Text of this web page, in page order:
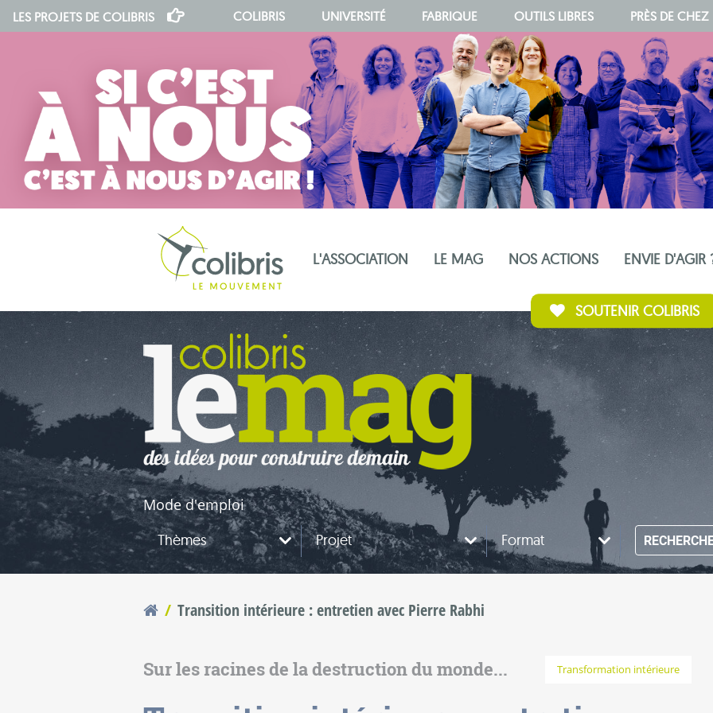
LES PROJETS DE COLIBRIS COLIBRIS UNIVERSITÉ FABRIQUE OUTILS LIBRES PRÈS DE
L'ASSOCIATION LE MAG NOS ACTIONS ENVIE D'AGIR
indépendance
SOUTENIR COLIBRIS
Mode d'emploi
Thèmes Projet Format
Transition intérieure : entretien avec Pierre Rabhi
Sur les racines de la destruction du monde... Transformation intérieure